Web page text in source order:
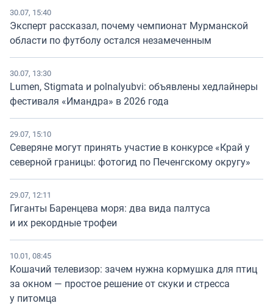
30.07, 15:40
Эксперт рассказал, почему чемпионат Мурманской
области по футболу остался незамеченным
30.07, 13:30
Lumen, Stigmata и polnalyubvi: объявлены хедлайнеры
фестиваля «Имандра» в 2026 года
29.07, 15:10
Северяне могут принять участие в конкурсе «Край у
северной границы: фотогид по Печенгскому округу»
29.07, 12:11
Гиганты Баренцева моря: два вида палтуса
и их рекордные трофеи
10.01, 08:45
Кошачий телевизор: зачем нужна кормушка для птиц
за окном — простое решение от скуки и стресса
у питомца